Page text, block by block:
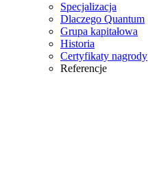
Specjalizacja
Dlaczego Quantum
Grupa kapitałowa
Historia
Certyfikaty nagrody
Referencje